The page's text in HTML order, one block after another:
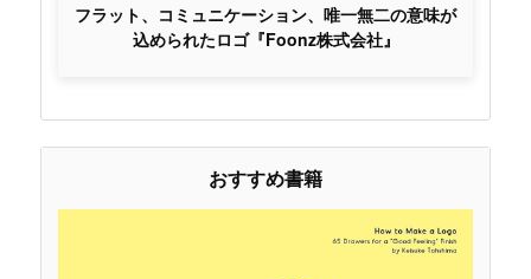
フラット、コミュニケーション、唯一無二の意味が
込められたロゴ『Foonz株式会社』
おすすめ書籍